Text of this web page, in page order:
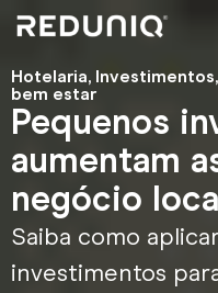
Hotelaria, Investimentos,
bem estar
Pequenos
aumentam
negócio
Saiba como
investimentos